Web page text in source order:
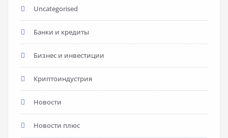
Uncategorised
Банки и кредиты
Бизнес и инвестиции
Криптоиндустрия
Новости
Новости плюс